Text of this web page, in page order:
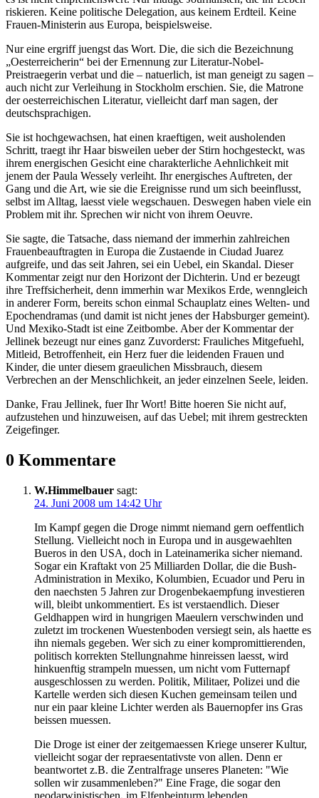
riskieren. Keine politische Delegation, aus keinem Erdteil. Keine
Frauen-Ministerin aus Europa, beispielsweise.
Nur eine ergriff juengst das Wort. Die, die sich die Bezeichnung
„Oesterreicherin“ bei der Ernennung zur Literatur-Nobel-
Preistraegerin verbat und die – natuerlich, ist man geneigt zu sagen –
auch nicht zur Verleihung in Stockholm erschien. Sie, die Matrone
der oesterreichischen Literatur, vielleicht darf man sagen, der
deutschsprachigen.
Sie ist hochgewachsen, hat einen kraeftigen, weit ausholenden
Schritt, traegt ihr Haar bisweilen ueber der Stirn hochgesteckt, was
ihrem energischen Gesicht eine charakterliche Aehnlichkeit mit
jenem der Paula Wessely verleiht. Ihr energisches Auftreten, der
Gang und die Art, wie sie die Ereignisse rund um sich beeinflusst,
selbst im Alltag, laesst viele wegschauen. Deswegen haben viele ein
Problem mit ihr. Sprechen wir nicht von ihrem Oeuvre.
Sie sagte, die Tatsache, dass niemand der immerhin zahlreichen
Frauenbeauftragten in Europa die Zustaende in Ciudad Juarez
aufgreife, und das seit Jahren, sei ein Uebel, ein Skandal. Dieser
Kommentar zeigt nur den Horizont der Dichterin. Und er bezeugt
ihre Treffsicherheit, denn immerhin war Mexikos Erde, wenngleich
in anderer Form, bereits schon einmal Schauplatz eines Welten- und
Epochendramas (und damit ist nicht jenes der Habsburger gemeint).
Und Mexiko-Stadt ist eine Zeitbombe. Aber der Kommentar der
Jellinek bezeugt nur eines ganz Zuvorderst: Frauliches Mitgefuehl,
Mitleid, Betroffenheit, ein Herz fuer die leidenden Frauen und
Kinder, die unter diesem graeulichen Missbrauch, diesem
Verbrechen an der Menschlichkeit, an jeder einzelnen Seele, leiden.
Danke, Frau Jellinek, fuer Ihr Wort! Bitte hoeren Sie nicht auf,
aufzustehen und hinzuweisen, auf das Uebel; mit ihrem gestreckten
Zeigefinger.
0 Kommentare
W.Himmelbauer sagt:
24. Juni 2008 um 14:42 Uhr
Im Kampf gegen die Droge nimmt niemand gern oeffentlich
Stellung. Vielleicht noch in Europa und in ausgewaehlten
Bueros in den USA, doch in Lateinamerika sicher niemand.
Sogar ein Kraftakt von 25 Milliarden Dollar, die die Bush-
Administration in Mexiko, Kolumbien, Ecuador und Peru in
den naechsten 5 Jahren zur Drogenbekaempfung investieren
will, bleibt unkommentiert. Es ist verstaendlich. Dieser
Geldhappen wird in hungrigen Maeulern verschwinden und
zuletzt im trockenen Wuestenboden versiegt sein, als haette es
ihn niemals gegeben. Wer sich zu einer kompromittierenden,
politisch korrekten Stellungnahme hinreissen laesst, wird
hinkuenftig strampeln muessen, um nicht vom Futternapf
ausgeschlossen zu werden. Politik, Militaer, Polizei und die
Kartelle werden sich diesen Kuchen gemeinsam teilen und
nur ein paar kleine Lichter werden als Bauernopfer ins Gras
beissen muessen.
Die Droge ist einer der zeitgemaessen Kriege unserer Kultur,
vielleicht sogar der repraesentativste von allen. Denn er
beantwortet z.B. die Zentralfrage unseres Planeten: "Wie
sollen wir zusammenleben?" Eine Frage, die sogar den
neodarwinistischen, im Elfenbeinturm lebenden